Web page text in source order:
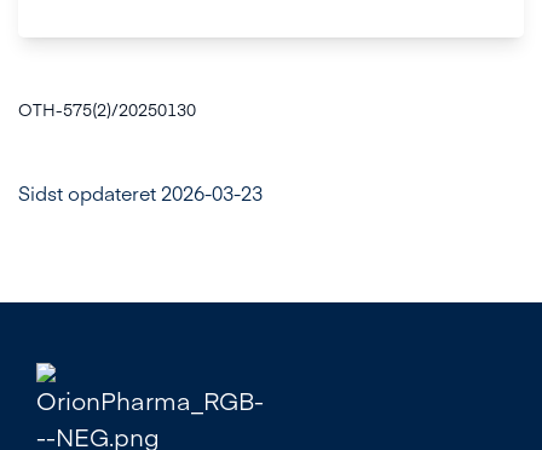
OTH-575(2)/20250130
Sidst opdateret 2026-03-23